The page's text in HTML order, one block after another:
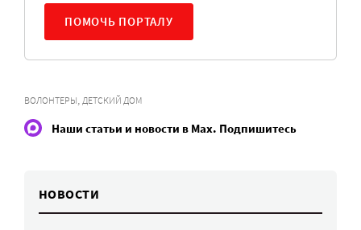
ПОМОЧЬ ПОРТАЛУ
ВОЛОНТЕРЫ, ДЕТСКИЙ ДОМ
Наши статьи и новости в Max. Подпишитесь
НОВОСТИ